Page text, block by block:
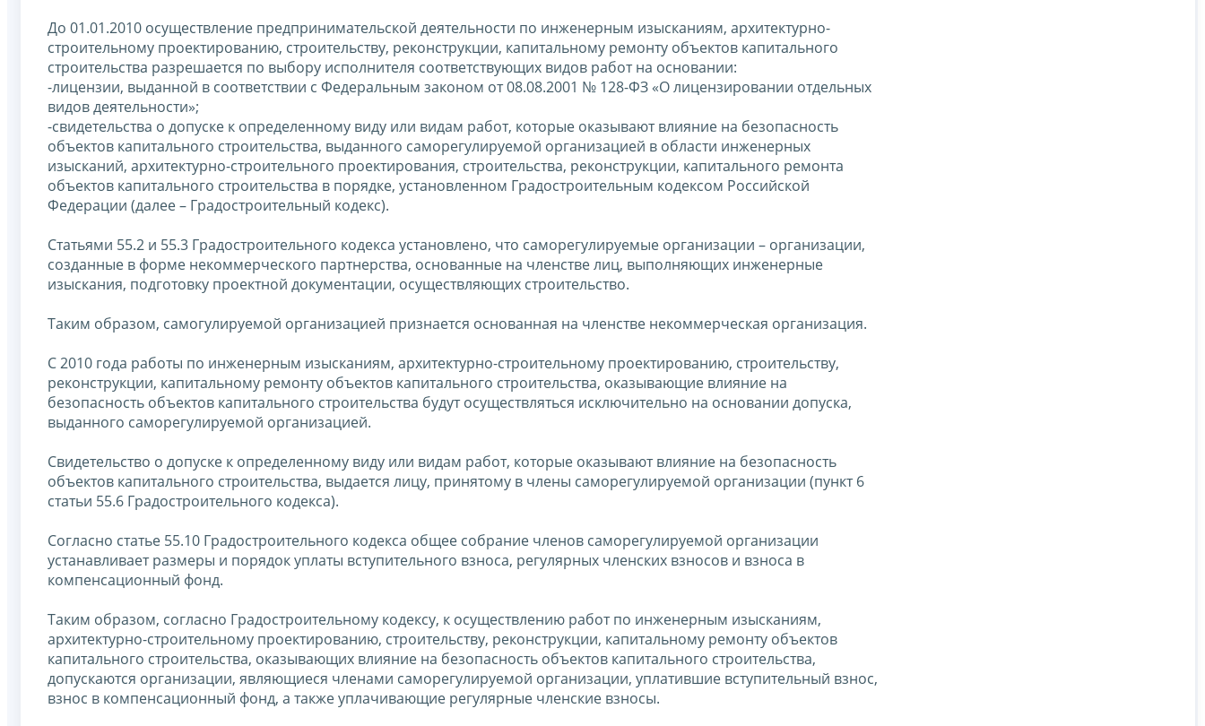
До 01.01.2010 осуществление предпринимательской деятельности по инженерным изысканиям, архитектурно-
строительному проектированию, строительству, реконструкции, капитальному ремонту объектов капитального
строительства разрешается по выбору исполнителя соответствующих видов работ на основании:
-лицензии, выданной в соответствии с Федеральным законом от 08.08.2001 № 128-ФЗ «О лицензировании отдельных
видов деятельности»;
-свидетельства о допуске к определенному виду или видам работ, которые оказывают влияние на безопасность
объектов капитального строительства, выданного саморегулируемой организацией в области инженерных
изысканий, архитектурно-строительного проектирования, строительства, реконструкции, капитального ремонта
объектов капитального строительства в порядке, установленном Градостроительным кодексом Российской
Федерации (далее – Градостроительный кодекс).
Статьями 55.2 и 55.3 Градостроительного кодекса установлено, что саморегулируемые организации – организации,
созданные в форме некоммерческого партнерства, основанные на членстве лиц, выполняющих инженерные
изыскания, подготовку проектной документации, осуществляющих строительство.
Таким образом, самогулируемой организацией признается основанная на членстве некоммерческая организация.
С 2010 года работы по инженерным изысканиям, архитектурно-строительному проектированию, строительству,
реконструкции, капитальному ремонту объектов капитального строительства, оказывающие влияние на
безопасность объектов капитального строительства будут осуществляться исключительно на основании допуска,
выданного саморегулируемой организацией.
Свидетельство о допуске к определенному виду или видам работ, которые оказывают влияние на безопасность
объектов капитального строительства, выдается лицу, принятому в члены саморегулируемой организации (пункт 6
статьи 55.6 Градостроительного кодекса).
Согласно статье 55.10 Градостроительного кодекса общее собрание членов саморегулируемой организации
устанавливает размеры и порядок уплаты вступительного взноса, регулярных членских взносов и взноса в
компенсационный фонд.
Таким образом, согласно Градостроительному кодексу, к осуществлению работ по инженерным изысканиям,
архитектурно-строительному проектированию, строительству, реконструкции, капитальному ремонту объектов
капитального строительства, оказывающих влияние на безопасность объектов капитального строительства,
допускаются организации, являющиеся членами саморегулируемой организации, уплатившие вступительный взнос,
взнос в компенсационный фонд, а также уплачивающие регулярные членские взносы.